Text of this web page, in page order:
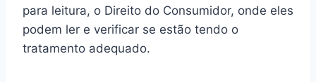
para leitura, o Direito do Consumidor, onde eles
podem ler e verificar se estão tendo o
tratamento adequado.